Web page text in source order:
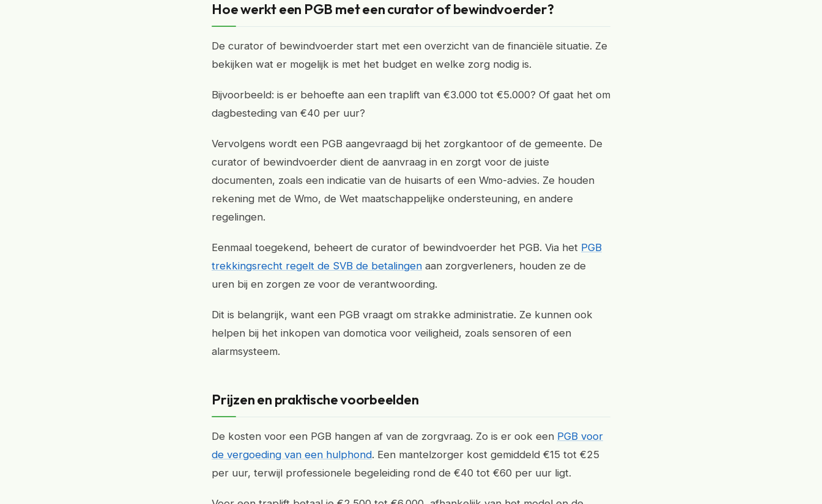
Hoe werkt een PGB met een curator of bewindvoerder?
De curator of bewindvoerder start met een overzicht van de financiële situatie. Ze
bekijken wat er mogelijk is met het budget en welke zorg nodig is.
Bijvoorbeeld: is er behoefte aan een traplift van €3.000 tot €5.000? Of gaat het om
dagbesteding van €40 per uur?
Vervolgens wordt een PGB aangevraagd bij het zorgkantoor of de gemeente. De
curator of bewindvoerder dient de aanvraag in en zorgt voor de juiste
documenten, zoals een indicatie van de huisarts of een Wmo-advies. Ze houden
rekening met de Wmo, de Wet maatschappelijke ondersteuning, en andere
regelingen.
Eenmaal toegekend, beheert de curator of bewindvoerder het PGB. Via het PGB
trekkingsrecht regelt de SVB de betalingen aan zorgverleners, houden ze de
uren bij en zorgen ze voor de verantwoording.
Dit is belangrijk, want een PGB vraagt om strakke administratie. Ze kunnen ook
helpen bij het inkopen van domotica voor veiligheid, zoals sensoren of een
alarmsysteem.
Prijzen en praktische voorbeelden
De kosten voor een PGB hangen af van de zorgvraag. Zo is er ook een PGB voor
de vergoeding van een hulphond. Een mantelzorger kost gemiddeld €15 tot €25
per uur, terwijl professionele begeleiding rond de €40 tot €60 per uur ligt.